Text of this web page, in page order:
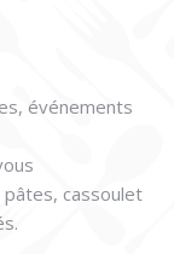
événements
cassoulet